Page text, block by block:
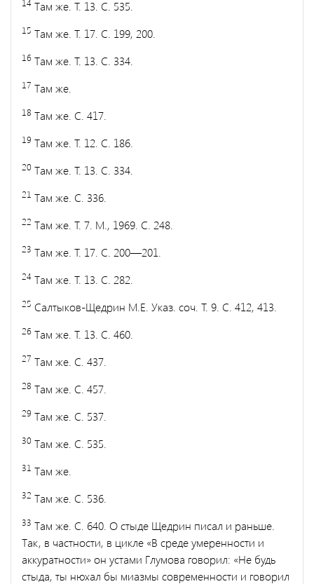
Там же. Т. 13. С. 535.
15 Там же. Т. 17. С. 199, 200.
16 Там же. Т. 13. С. 334.
17 Там же.
18 Там же. С. 417.
19 Там же. Т. 12. С. 186.
20 Там же. Т. 13. С. 334.
21 Там же. С. 336.
22 Там же. Т. 7. М., 1969. С. 248.
23 Там же. Т. 17. С. 200—201.
24 Там же. Т. 13. С. 282.
25 Салтыков-Щедрин М.Е. Указ. соч. Т. 9. С. 412, 413.
26 Там же. Т. 13. С. 460.
27 Там же. С. 437.
28 Там же. С. 457.
29 Там же. С. 537.
30 Там же. С. 535.
31 Там же.
32 Там же. С. 536.
33 Там же. С. 640. О стыде Щедрин писал и раньше.
Так, в частности, в цикле «В среде умеренности и
аккуратности» он устами Глумова говорил: «Не будь
сты­да, ты нюхал бы миазмы современности и говорил